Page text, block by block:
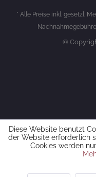
* Alle Preise inkl. gesetzl.
©
Diese Website benutzt
der Website erforderlich
Cookies werden